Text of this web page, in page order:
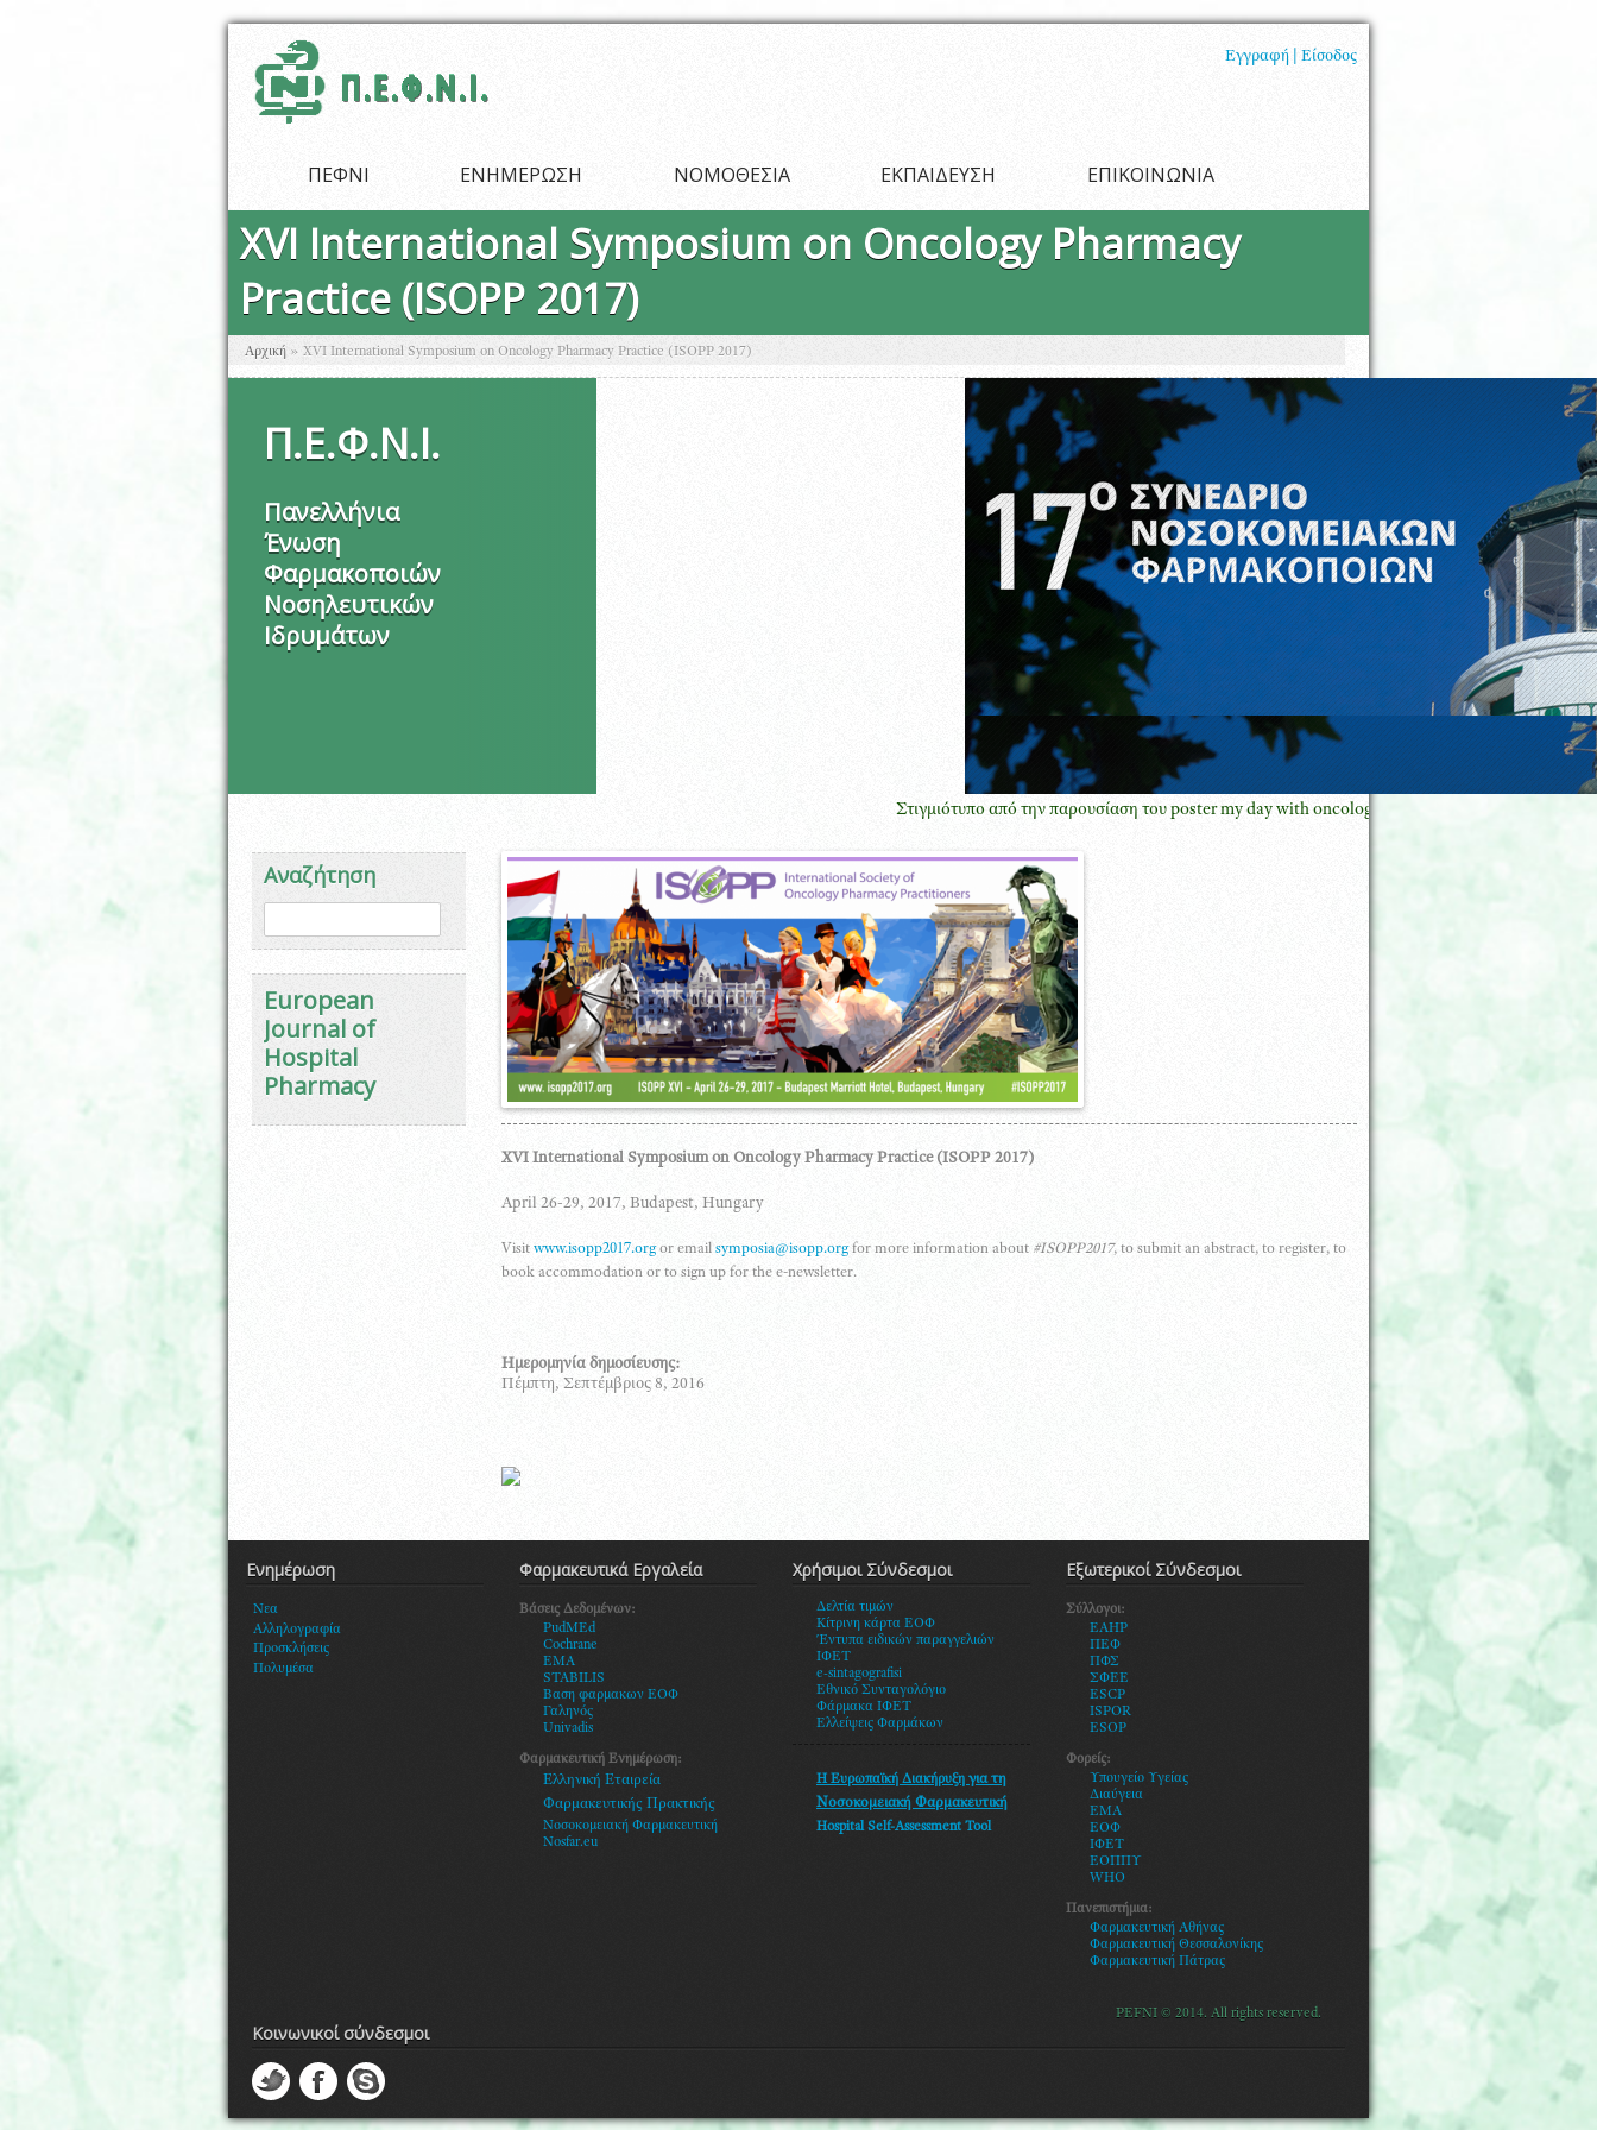
Εγγραφή |
Είσοδος
ΠΕΦΝΙ ΕΝΗΜΕΡΩΣΗ ΝΟΜΟΘΕΣΙΑ ΕΚΠΑΙΔΕΥΣΗ ΕΠΙΚΟΙΝΩΝΙΑ
XVI International Symposium on Oncology Pharmacy
Practice (ISOPP 2017)
Είστε εδώ
Αρχική » XVI International Symposium on Oncology Pharmacy Practice (ISOPP 2017)
Π.Ε.Φ.Ν.Ι.
Πανελλήνια
Ένωση
Φαρμακοποιών
Νοσηλευτικών
Ιδρυμάτων
Στιγμιότυπο από την παρουσίαση του poster my day with oncology pharmacy GREECE με τον Πρόεδρο
Αναζήτηση
Φόρμα αναζήτησης
European
Journal of
Hospital
Pharmacy
XVI International Symposium on Oncology Pharmacy Practice (ISOPP 2017)
April 26-29, 2017, Budapest, Hungary
Visit www.isopp2017.orgor email symposia@isopp.orgfor more information about #ISOPP2017, to submit an abstract, to register, to
book accommodation or to sign up for the e-newsletter.
Ημερομηνία δημοσίευσης:
Πέμπτη, Σεπτέμβριος 8, 2016
Ενημέρωση
Νεα
Αλληλογραφία
Προσκλήσεις
Πολυμέσα
Φαρμακευτικά Εργαλεία
Βάσεις Δεδομένων:
PudMEd
Cochrane
EMA
STABILIS
Βαση φαρμακων ΕΟΦ
Γαληνός
Univadis
Φαρμακευτική Ενημέρωση:
Ελληνική Εταιρεία
Φαρμακευτικής Πρακτικής
Νοσοκομειακή Φαρμακευτική
Nosfar.eu
Χρήσιμοι Σύνδεσμοι
Δελτία τιμών
Κίτρινη κάρτα ΕΟΦ
Έντυπα ειδικών παραγγελιών
ΙΦΕΤ
e-sintagografisi
Εθνικό Συνταγολόγιο
Φάρμακα ΙΦΕΤ
Ελλείψεις Φαρμάκων
Η Ευρωπαϊκή Διακήρυξη για τη
Νοσοκομειακή Φαρμακευτική
Hospital Self-Assessment Tool
Εξωτερικοί Σύνδεσμοι
Σύλλογοι:
EAHP
ΠΕΦ
ΠΦΣ
ΣΦΕΕ
ESCP
ISPOR
ESOP
Φορείς:
Υπουγείο Υγείας
Διαύγεια
ΕΜΑ
ΕΟΦ
ΙΦΕΤ
ΕΟΠΠΥ
WHO
Πανεπιστήμια:
Φαρμακευτική Αθήνας
Φαρμακευτική Θεσσαλονίκης
Φαρμακευτική Πάτρας
PEFNI © 2014. All rights reserved.
Κοινωνικοί σύνδεσμοι